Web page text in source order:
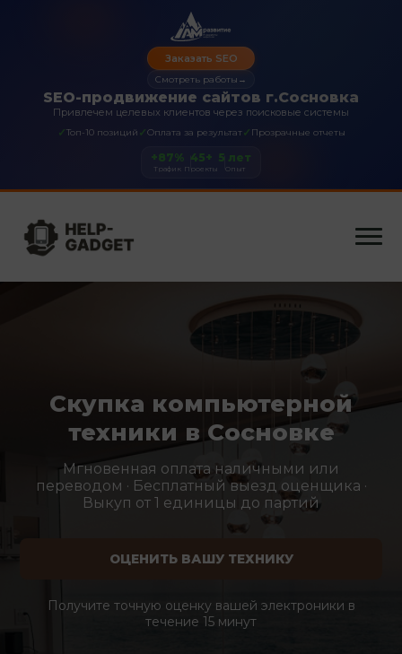
SEO-продвижение сайтов г.Сосновка
Привлечем целевых клиентов через поисковые системы
✓Топ-10 позиций ✓Оплата за результат✓ Прозрачные отчеты
Заказать SEO
Смотреть работы →
+87%
Трафик
45+
Проекты
5 лет
Опыт
Скупка компьютерной
техники в Сосновке
Мгновенная оплата наличными или
переводом · Бесплатный выезд оценщика ·
Выкуп от 1 единицы до партий
ОЦЕНИТЬ ВАШУ ТЕХНИКУ
Получите точную оценку вашей электроники в
течение 15 минут